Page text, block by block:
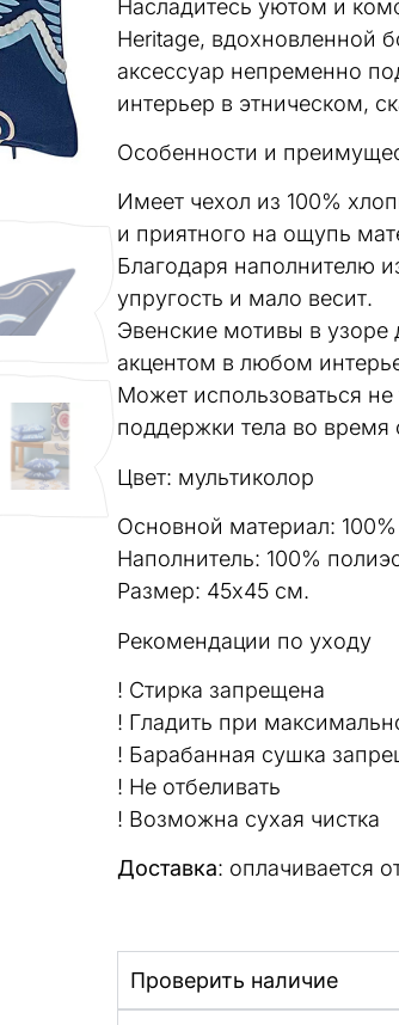
Насладитесь уютом и
Heritage, вдохновленной
аксессуар непременно
интерьер в этническом,
Особенности и
Имеет чехол из 100%
и приятного на ощупь
Благодаря наполнителю
упругость и мало весит.
Эвенские мотивы в
акцентом в любом
Может использоваться не
поддержки тела во время
Цвет: мультиколор
Основной материал:
Наполнитель: 100%
Размер: 45х45 см.
Рекомендации по уходу
! Стирка запрещена
! Гладить при
! Барабанная сушка
! Не отбеливать
! Возможна сухая чистка
Доставка: оплачивается
Проверить наличие